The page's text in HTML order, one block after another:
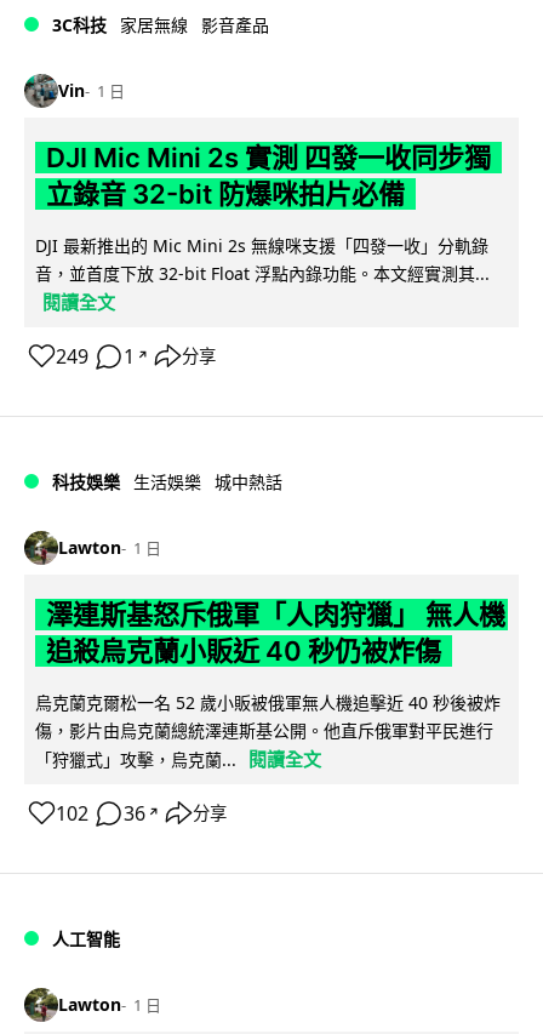
3C科技 家居無線 影音產品
Vin 1 日
DJI Mic Mini 2s 實測 四發一收同步獨
立錄音 32-bit 防爆咪拍片必備
DJI 最新推出的 Mic Mini 2s 無線咪支援「四發一收」分軌錄
音，並首度下放 32-bit Float 浮點內錄功能。本文經實測其...
閱讀全文
249 1 ↗ 分享
科技娛樂 生活娛樂 城中熱話
Lawton 1 日
澤連斯基怒斥俄軍「人肉狩獵」 無人機
追殺烏克蘭小販近 40 秒仍被炸傷
烏克蘭克爾松一名 52 歲小販被俄軍無人機追擊近 40 秒後被炸
傷，影片由烏克蘭總統澤連斯基公開。他直斥俄軍對平民進行
「狩獵式」攻擊，烏克蘭...
閱讀全文
102 36 ↗ 分享
人工智能
Lawton 1 日